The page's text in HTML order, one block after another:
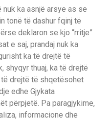
ka asnjë arsye as se
tonë të dashur fqinj të
deklaron se kjo “rritje”
e saj, prandaj nuk ka
ka të drejtë të
shyqyr thuaj, ka të drejtë
drejtë të shqetësohet
edhe Gjykata
përpjetë. Pa paragjykime,
informacione dhe